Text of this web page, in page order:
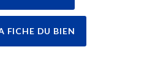
FICHE DU BIEN